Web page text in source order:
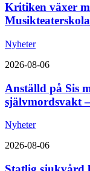
Kritiken växer
Nyheter
2026-08-06
Anställd på Sis
självmordsvakt
Nyheter
2026-08-06